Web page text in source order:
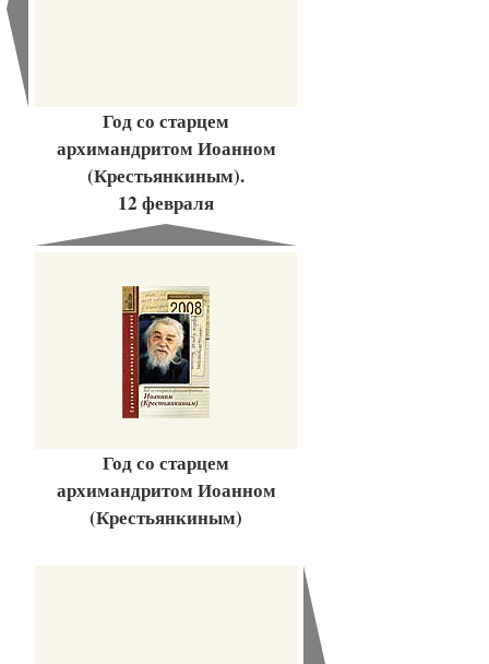
Год со старцем
архимандритом Иоанном
(Крестьянкиным).
12 февраля
Год со старцем
архимандритом Иоанном
(Крестьянкиным)